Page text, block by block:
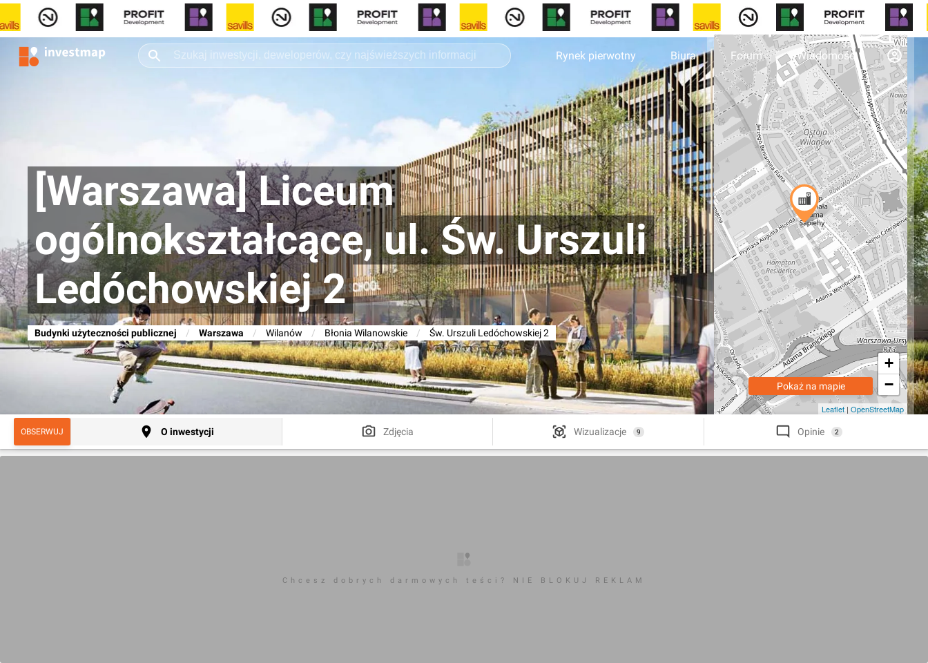
Rynek pierwotny Biura Forum Wiadomości
[Warszawa] Liceum
ogólnokształcące, ul. Św. Urszuli
Ledóchowskiej 2
Budynki użyteczności publicznej / Warszawa / Wilanów / Błonia Wilanowskie / Św. Urszuli Ledóchowskiej 2
+
−
Leaflet | OpenStreetMap
Pokaż na mapie
OBSERWUJ O inwestycji Zdjęcia Wizualizacje 9 Opinie 2
Chcesz dobrych darmowych teści? NIE BLOKUJ REKLAM